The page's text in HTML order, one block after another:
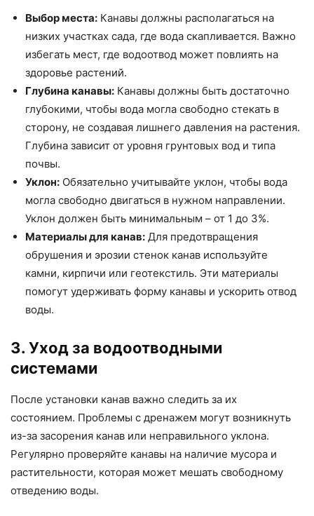
Выбор места: Канавы должны располагаться на
низких участках сада, где вода скапливается. Важно
избегать мест, где водоотвод может повлиять на
здоровье растений.
Глубина канавы: Канавы должны быть достаточно
глубокими, чтобы вода могла свободно стекать в
сторону, не создавая лишнего давления на растения.
Глубина зависит от уровня грунтовых вод и типа
почвы.
Уклон: Обязательно учитывайте уклон, чтобы вода
могла свободно двигаться в нужном направлении.
Уклон должен быть минимальным – от 1 до 3%.
Материалы для канав: Для предотвращения
обрушения и эрозии стенок канав используйте
камни, кирпичи или геотекстиль. Эти материалы
помогут удерживать форму канавы и ускорить отвод
воды.
3. Уход за водоотводными
системами
После установки канав важно следить за их
состоянием. Проблемы с дренажем могут возникнуть
из-за засорения канав или неправильного уклона.
Регулярно проверяйте канавы на наличие мусора и
растительности, которая может мешать свободному
отведению воды.